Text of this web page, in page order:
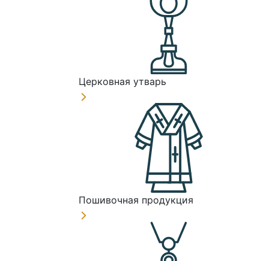
Церковная утварь
Пошивочная продукция